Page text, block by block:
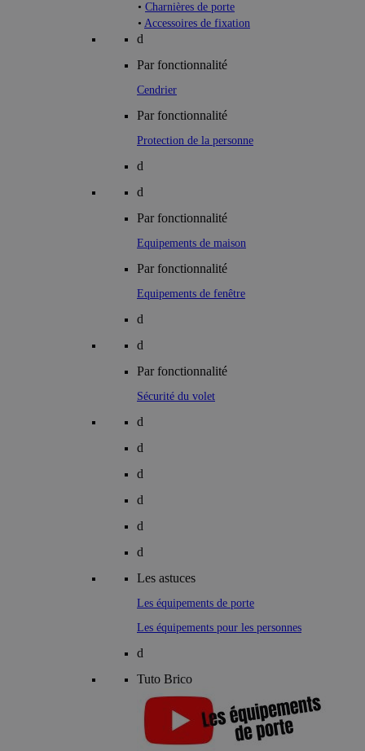
• Charnières de porte
• Accessoires de fixation
d
Par fonctionnalité
Cendrier
Par fonctionnalité
Protection de la personne
d
d
Par fonctionnalité
Equipements de maison
Par fonctionnalité
Equipements de fenêtre
d
d
Par fonctionnalité
Sécurité du volet
d
d
d
d
d
d
Les astuces
Les équipements de porte
Les équipements pour les personnes
d
Tuto Brico